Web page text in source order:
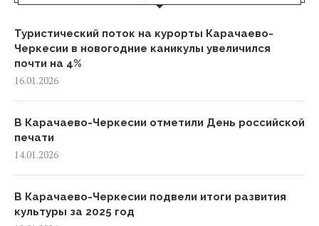
Туристический поток на курорты Карачаево-
Черкесии в новогодние каникулы увеличился
почти на 4%
16.01.2026
В Карачаево-Черкесии отметили День российской
печати
14.01.2026
В Карачаево-Черкесии подвели итоги развития
культуры за 2025 год